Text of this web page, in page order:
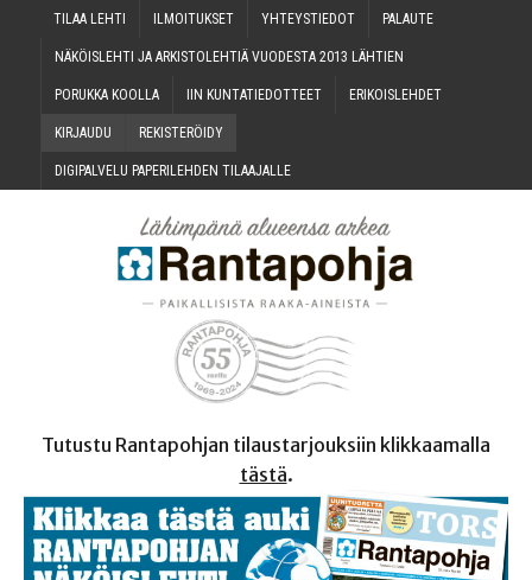
TILAA LEH­TI ILMOI­TUK­SET YHTEYS­TIE­DOT PALAU­TE
NÄKÖIS­LEH­TI JA ARKIS­TO­LEH­TIÄ VUO­DES­TA 2013 LÄHTIEN
PORUK­KA KOOLLA IIN KUN­TA­TIE­DOT­TEET ERI­KOIS­LEH­DET
KIR­JAU­DU REKIS­TE­RÖI­DY
DIGI­PAL­VE­LU PAPE­RI­LEH­DEN TILAAJALLE
Tutustu Rantapohjan tilaustarjouksiin klikkaamalla
tästä.